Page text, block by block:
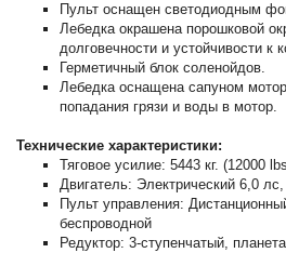
Пульт оснащен светодиодным
Лебедка окрашена порошковой
долговечности и устойчивости к
Герметичный блок соленойдов.
Лебедка оснащена сапуном
попадания грязи и воды в мотор.
Технические характеристики:
Тяговое усилие: 5443 кг. (12000
Двигатель: Электрический 6,0
Пульт управления:
беспроводной
Редуктор: 3-ступенчатый,